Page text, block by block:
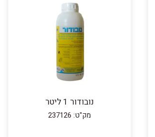
נובודור 1 ליטר
מק"ט: 237126